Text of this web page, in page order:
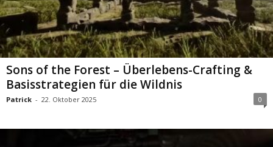
Sons of the Forest – Überlebens-Crafting &
Basisstrategien für die Wildnis
Patrick - 22. Oktober 2025 0